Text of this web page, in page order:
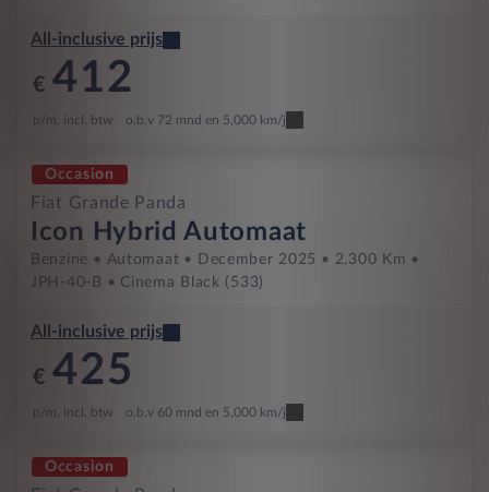
All-inclusive prijs
€ 412
p/m. incl. btw o.b.v 72 mnd en 5,000 km/j
Occasion
Fiat Grande Panda
Icon Hybrid Automaat
Benzine Automaat December 2025
2,300 Km
JPH-40-B
Cinema Black (533)
All-inclusive prijs
€ 425
p/m. incl. btw o.b.v 60 mnd en 5,000 km/j
Occasion